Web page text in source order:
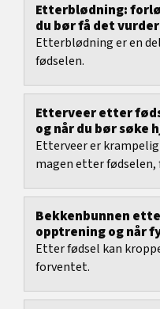
Etterblødning:
du bør få det
Etterblødning er en
fødselen.
Etterveer etter
og når du bør søke
Etterveer er
magen etter
Bekkenbunnen
opptrening og når
Etter fødsel kan
forventet.